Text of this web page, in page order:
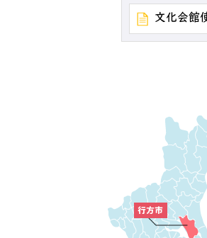
文化会館